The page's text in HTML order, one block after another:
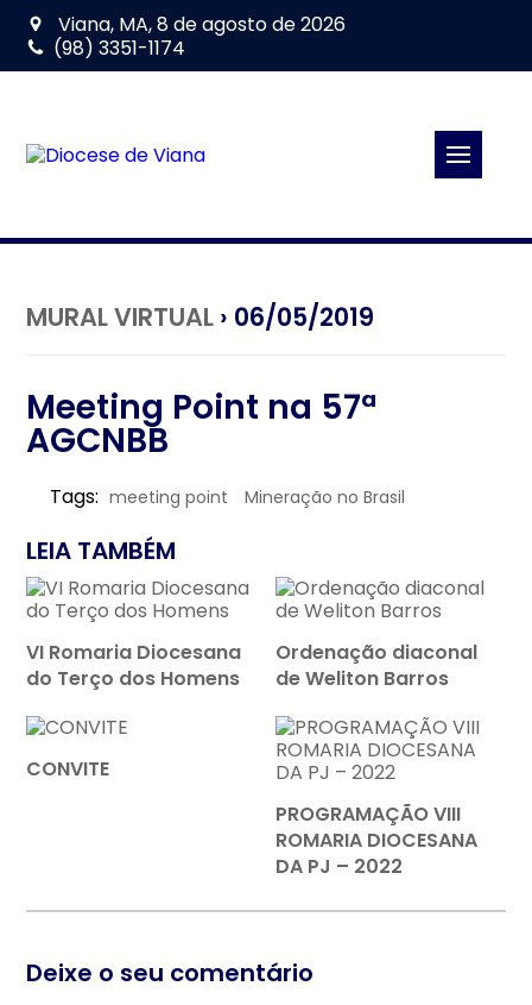
Viana, MA, 8 de agosto de 2026
(98) 3351-1174
MURAL VIRTUAL › 06/05/2019
Meeting Point na 57ª
AGCNBB
Tags: meeting point Mineração no Brasil
LEIA TAMBÉM
VI Romaria Diocesana
do Terço dos Homens
Ordenação diaconal
de Weliton Barros
CONVITE
PROGRAMAÇÃO VIII
ROMARIA DIOCESANA
DA PJ – 2022
Deixe o seu comentário